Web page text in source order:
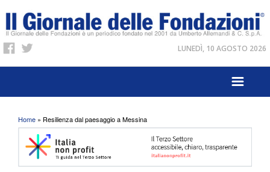
LUNEDÌ, 10 AGOSTO 2026
Tu sei qui
Home » Resilienza dal paesaggio a Messina